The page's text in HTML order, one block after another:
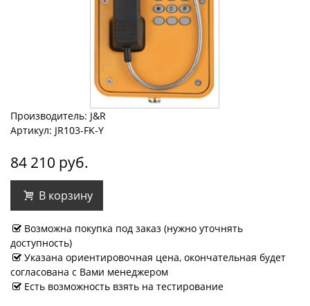
Производитель: J&R
Артикул: JR103-FK-Y
84 210 руб.
В корзину
Возможна покупка под заказ (нужно уточнять
доступность)
Указана ориентировочная цена, окончательная будет
согласована с Вами менеджером
Есть возможность взять на тестирование